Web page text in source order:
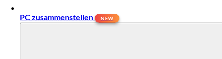
PC zusammenstellen NEW